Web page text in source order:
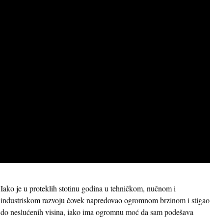
Iako je u proteklih stotinu godina u tehničkom, nučnom i
industriskom razvoju čovek napredovao ogromnom brzinom i stigao
do neslućenih visina, iako ima ogromnu moć da sam podešava